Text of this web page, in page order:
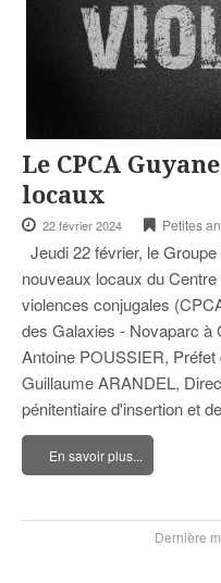
Le CPCA
locaux
22 février 2024 Petites
Jeudi 22 février, le
nouveaux locaux du
violences conjugales
des Galaxies - Novaparc à
Antoine POUSSIER,
Guillaume ARANDEL,
pénitentiaire d'insertion et
En savoir plus...
Dernière